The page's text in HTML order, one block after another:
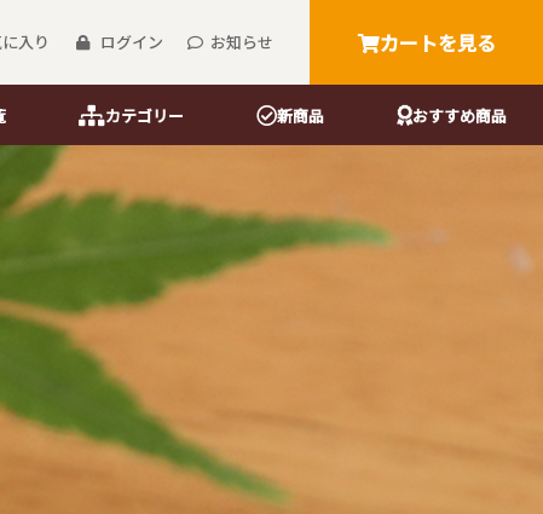
入り ログイン お知らせ カートを見る
カテゴリー
紙
箸・楊枝
御前御膳箸
花街吉野箸
ーサイズ）
マスキングテープ
新商品 おすすめ商品